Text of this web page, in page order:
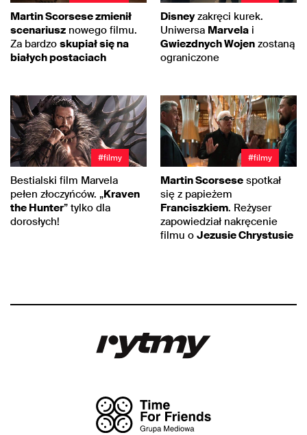
Martin Scorsese zmienił
scenariusz nowego filmu.
Za bardzo skupiał się na
białych postaciach
Disneyzakręci kurek.
Uniwersa Marvela i
Gwiezdnych Wojen zostaną
ograniczone
#filmy
Bestialski film Marvela
pełen złoczyńców. „Kraven
the Hunter” tylko dla
dorosłych!
#filmy
Martin Scorsese spotkał
się z papieżem
Franciszkiem. Reżyser
zapowiedział nakręcenie
filmu o Jezusie Chrystusie